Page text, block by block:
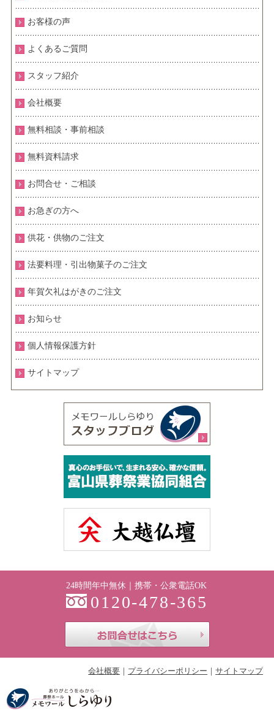
お客様の声
よくあるご質問
スタッフ紹介
会社概要
無料相談・事前相談
無料資料請求
お問合せ・ご相談
お急ぎの方へ
供花・供物のご注文
法要料理・引出物菓子のご注文
年賀欠礼はがきのご注文
お知らせ
個人情報保護方針
サイトマップ
24時間年中無休｜携帯・公衆電話OK
0120-478-365
会社概要 プライバシーポリシー サイトマップ